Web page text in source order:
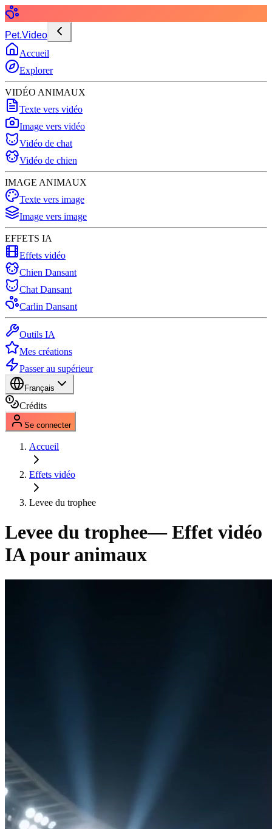
Pet.Video
Accueil
Explorer
VIDÉO ANIMAUX
Texte vers vidéo
Image vers vidéo
Vidéo de chat
Vidéo de chien
IMAGE ANIMAUX
Texte vers image
Image vers image
EFFETS IA
Effets vidéo
Chien Dansant
Chat Dansant
Carlin Dansant
Outils IA
Mes créations
Passer au supérieur
Français
Crédits
Se connecter
Accueil
Effets vidéo
Levee du trophee
Levee du trophee— Effet vidéo
IA pour animaux